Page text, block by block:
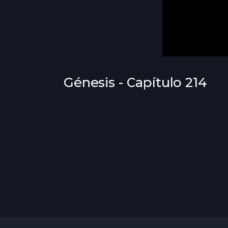
Génesis - Capítulo 214